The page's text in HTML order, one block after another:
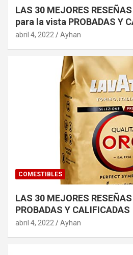
LAS 30 MEJORES
para la vista PROBADAS Y
abril 4, 2022 Ayhan
COMESTIBLES
LAS 30 MEJORES
PROBADAS Y CALIFICADAS
abril 4, 2022 Ayhan